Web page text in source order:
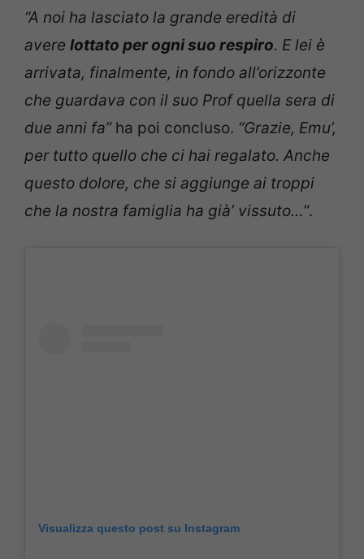
“A noi ha lasciato la grande eredità di
avere lottato per ogni suo respiro. E lei è
arrivata, finalmente, in fondo all’orizzonte
che guardava con il suo Prof quella sera di
due anni fa”ha poi concluso. “Grazie, Emu’,
per tutto quello che ci hai regalato. Anche
questo dolore, che si aggiunge ai troppi
che la nostra famiglia ha già’ vissuto…”.
Visualizza questo post su Instagram